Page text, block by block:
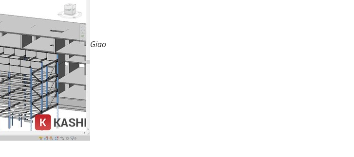
Giao